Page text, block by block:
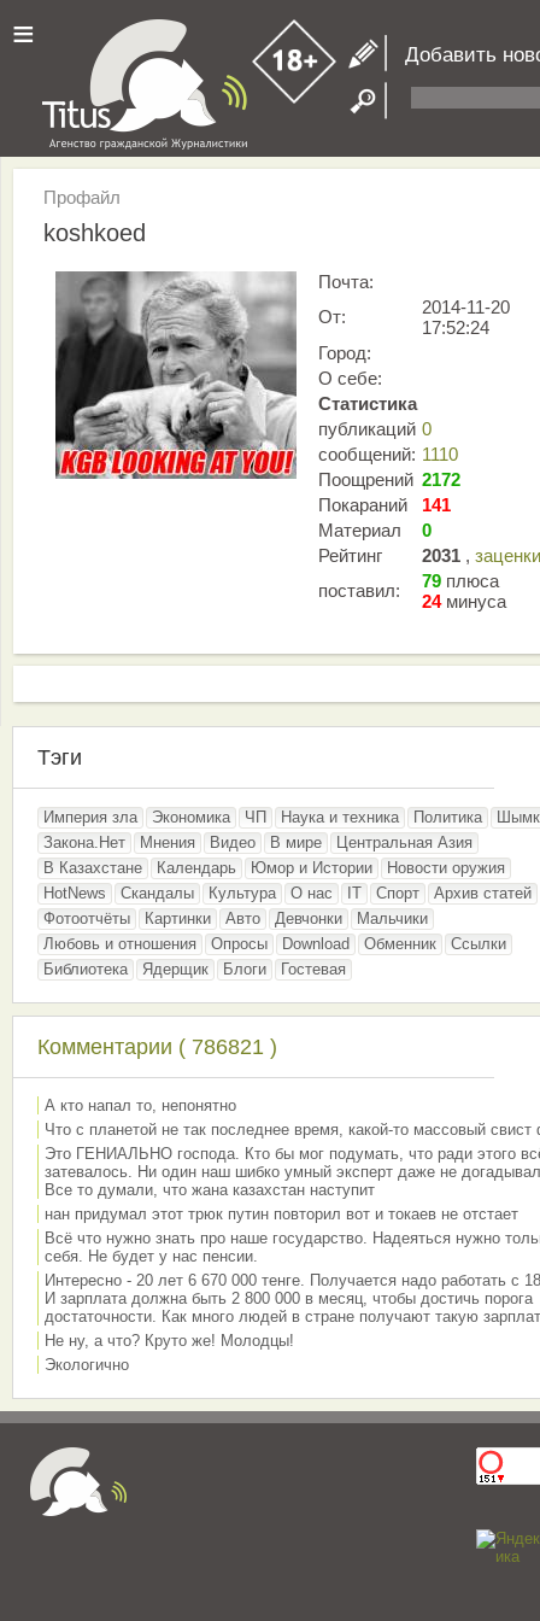
≡ Добавить
Профайл
koshkoed
Почта:
От:
2014-11-20
17:52:24
Город:
О себе:
Статистика
публикаций 0
сообщений: 1110
Поощрений 2172
Покараний
141
Материал
0
Рейтинг
2031 , заценки
поставил:
79 плюса
24минуса
Тэги
Империя зла Экономика ЧП Наука и техника Политика
Закона.Нет
Мнения Видео В мире
Центральная Азия
В Казахстане
Календарь Юмор и Истории
Новости оружия
HotNews
Скандалы Культура О нас IT Спорт
Архив статей
Фотоотчёты
Картинки Авто Девчонки
Мальчики
Любовь и отношения
Опросы Download Обменник
Ссылки
Библиотека
Ядерщик Блоги Гостевая
Комментарии ( 786821 )
А кто напал то, непонятно
Что с планетой не так последнее время, какой-то массовый свист
Это ГЕНИАЛЬНО господа. Кто бы мог подумать, что ради этого
затевалось. Ни один наш шибко умный эксперт даже не
Все то думали, что жана казахстан наступит
нан придумал этот трюк путин повторил вот и токаев не отстает
Всё что нужно знать про наше государство. Надеяться нужно
себя. Не будет у нас пенсии.
Интересно - 20 лет 6 670 000 тенге. Получается надо работать с
И зарплата должна быть 2 800 000 в месяц, чтобы достичь порога
достаточности. Как много людей в стране получают такую
Не ну, а что? Круто же! Молодцы!
Экологично